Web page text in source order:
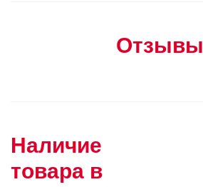
Отзывы
Наличие
товара в